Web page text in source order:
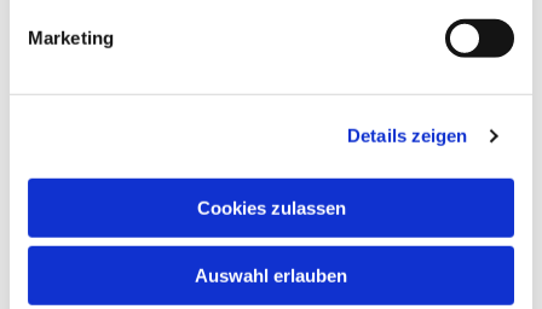
Marketing
Details zeigen
Cookies zulassen
Auswahl erlauben
Dies könnte Sie auch
interessieren